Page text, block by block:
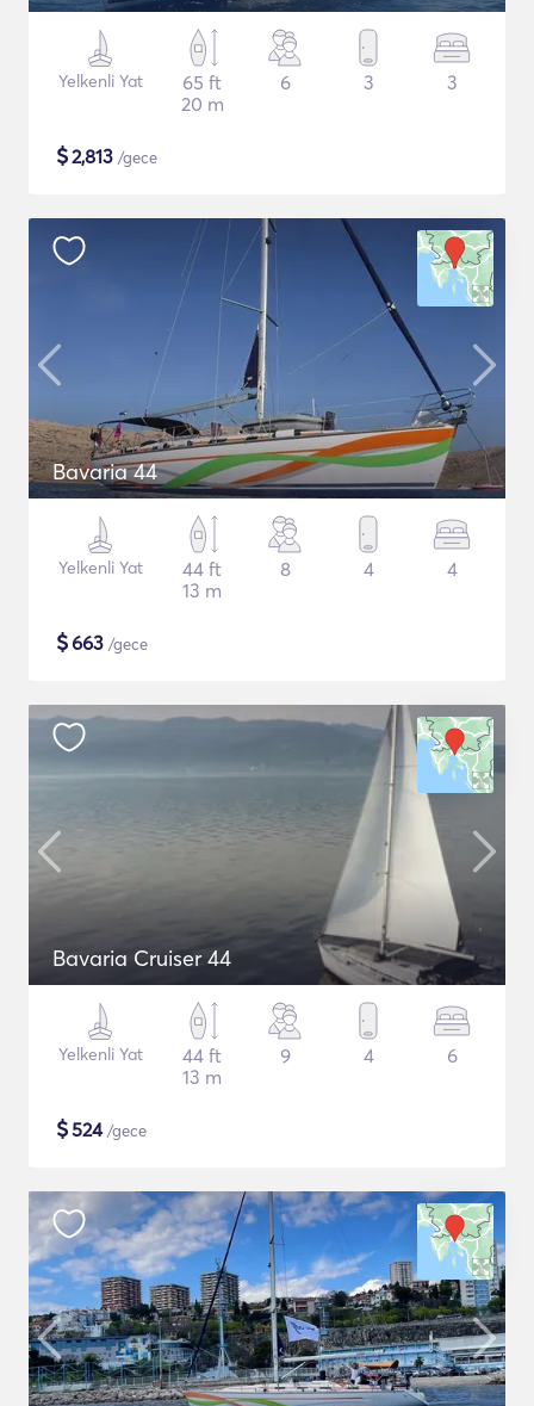
Yelkenli Yat
65 ft
20 m
6 3 3
$2,813 /gece
Bavaria 44
Yelkenli Yat
44 ft
13 m
8 4 4
$663 /gece
Bavaria Cruiser 44
Yelkenli Yat
44 ft
13 m
9 4 6
$524/gece